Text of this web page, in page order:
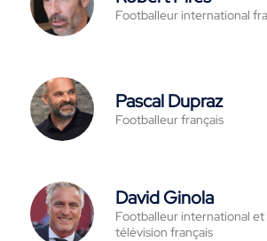
Footballeur international
Pascal Dupraz
Footballeur français
David Ginola
Footballeur international
télévision français